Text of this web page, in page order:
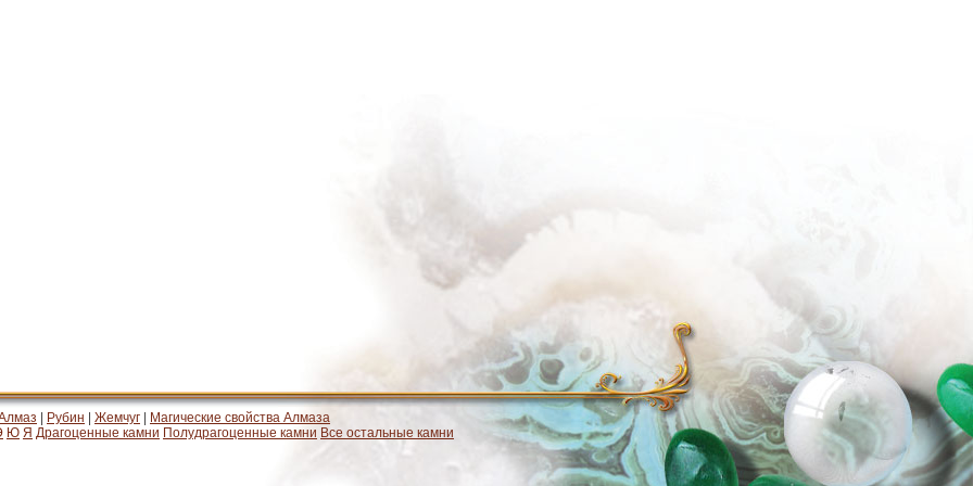
Рубин Жемчуг
Магические свойства Алмаза
Ю Я Драгоценные камни Полудрагоценные камни Все остальные камни